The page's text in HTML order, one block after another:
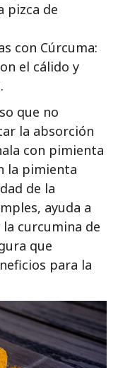
pizca de
con Cúrcuma:
el cálido y
que no
la absorción
con pimienta
la pimienta
de la
ayuda a
curcumina de
que
para la